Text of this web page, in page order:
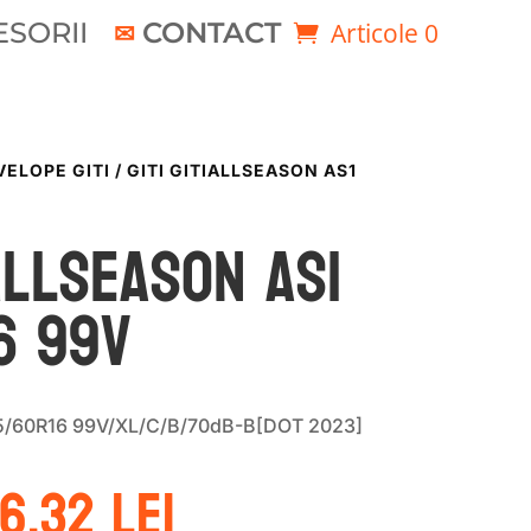
CONTACT Articole 0
GITI / GITI GITIALLSEASON AS1
AS1
99V
60R16 99V/XL/C/B/70dB-B[DOT 2023]